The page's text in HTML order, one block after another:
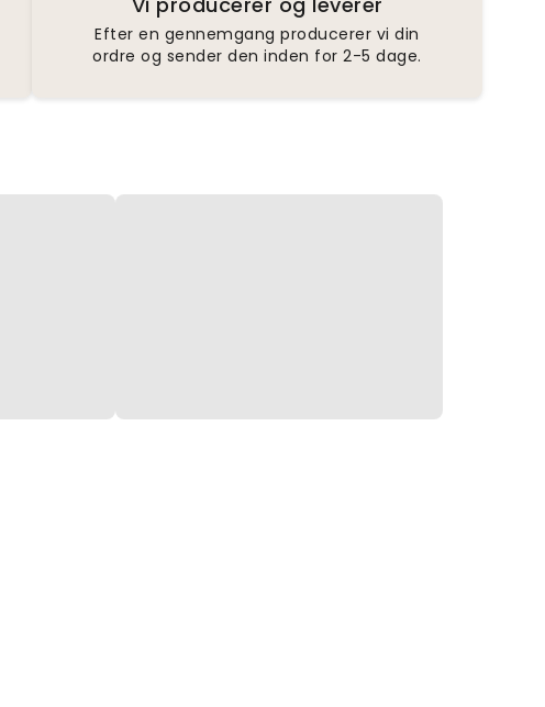
Efter en gennemgang producerer vi din
ordre og sender den inden for 2-5 dage.